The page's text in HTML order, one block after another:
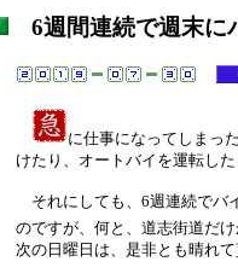
6週間連続で週末に
に仕事になってしまっ
けたり、オートバイを運転し
それにしても、6週連続でバ
のですが、何と、道志街道だ
次の日曜日は、是非とも晴れ